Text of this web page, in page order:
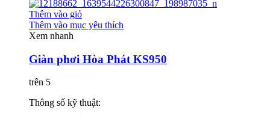
Thêm vào giỏ
Thêm vào mục yêu thích
Xem nhanh
Giàn phơi Hòa Phát KS950
trên 5
Thông số kỹ thuật: